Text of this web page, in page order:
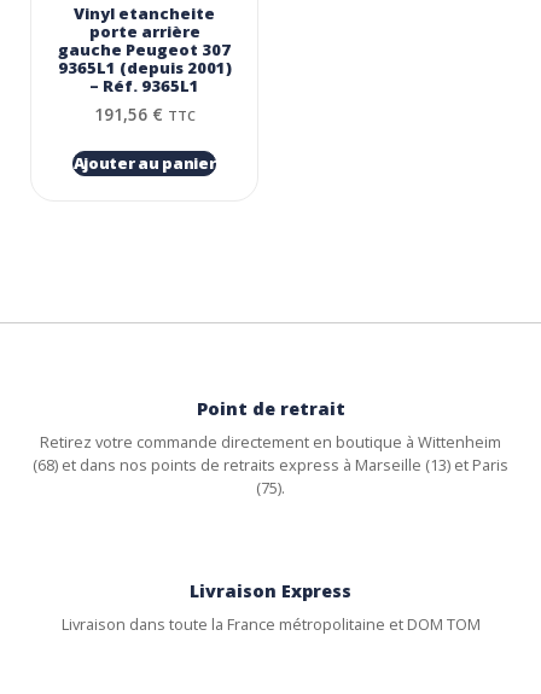
Vinyl etancheite
porte arrière
gauche Peugeot 307
9365L1 (depuis 2001)
– Réf. 9365L1
191,56 € TTC
Ajouter au panier
Point de retrait
Retirez votre commande directement en boutique à Wittenheim
(68) et dans nos points de retraits express à Marseille (13) et Paris
(75).
Livraison Express
Livraison dans toute la France métropolitaine et DOM TOM